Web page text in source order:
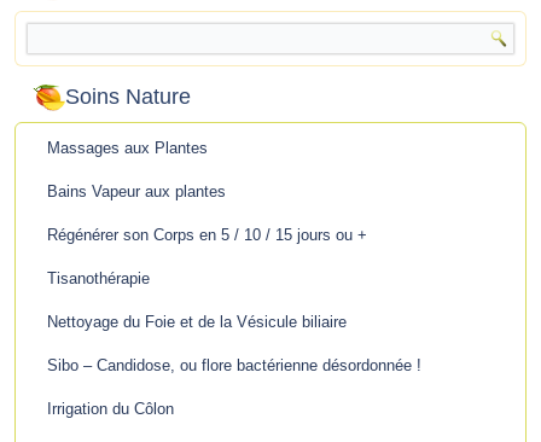
Soins Nature
Massages aux Plantes
Bains Vapeur aux plantes
Régénérer son Corps en 5 / 10 / 15 jours ou +
Tisanothérapie
Nettoyage du Foie et de la Vésicule biliaire
Sibo – Candidose, ou flore bactérienne désordonnée !
Irrigation du Côlon